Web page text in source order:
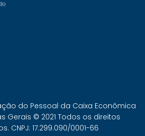
do Pessoal da Caixa Econômica
Gerais © 2021 Todos os direitos
CNPJ: 17.299.090/0001-66